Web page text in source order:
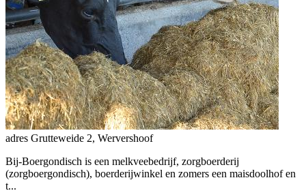
adres Grutteweide 2, Wervershoof
Bij-Boergondisch is een melkveebedrijf, zorgboerderij
(zorgboergondisch), boerderijwinkel en zomers een maisdoolhof en
t...